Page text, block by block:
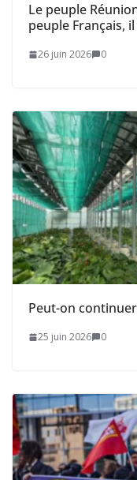
Le peuple
peuple Français,
26 juin 2026 0
Peut-on
25 juin 2026 0